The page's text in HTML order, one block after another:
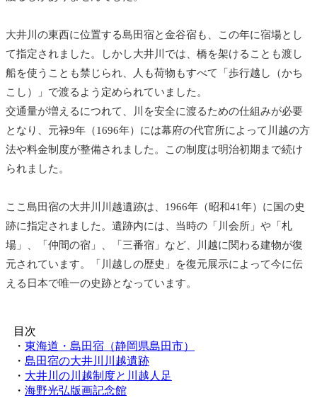
大井川の東西に位置する島田宿と金谷宿も、この年に宿場とし
て指定されました。しかし大井川では、橋を架けることも渡し
船を使うことも禁じられ、人も荷物もすべて「歩行越し（かち
こし）」で渡るよう定められていました。
交通量が増えるにつれて、川を安全に渡るための仕組みが必要
となり、元禄9年（1696年）には幕府の代官所によって川越の方
法や料金制度が整備されました。この制度は明治初期まで続け
られました。
ここ島田宿の大井川川越遺跡は、1966年（昭和41年）に国の史
跡に指定されました。遺跡内には、当時の「川会所」や「札
場」、「仲間の宿」、「三番宿」など、川越に関わる建物が復
元されています。「川越しの歴史」を復元展示によって今に伝
える日本で唯一の史跡となっています。
目次
・ 東海道・島田宿（静岡県島田市）
・ 島田宿の大井川川越遺跡
・ 大井川の川越制度と川越人足
・ 海野光弘版画記念館